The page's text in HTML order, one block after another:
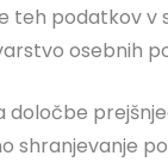
teh podatkov v
osebnih
določbe
shranjevanje